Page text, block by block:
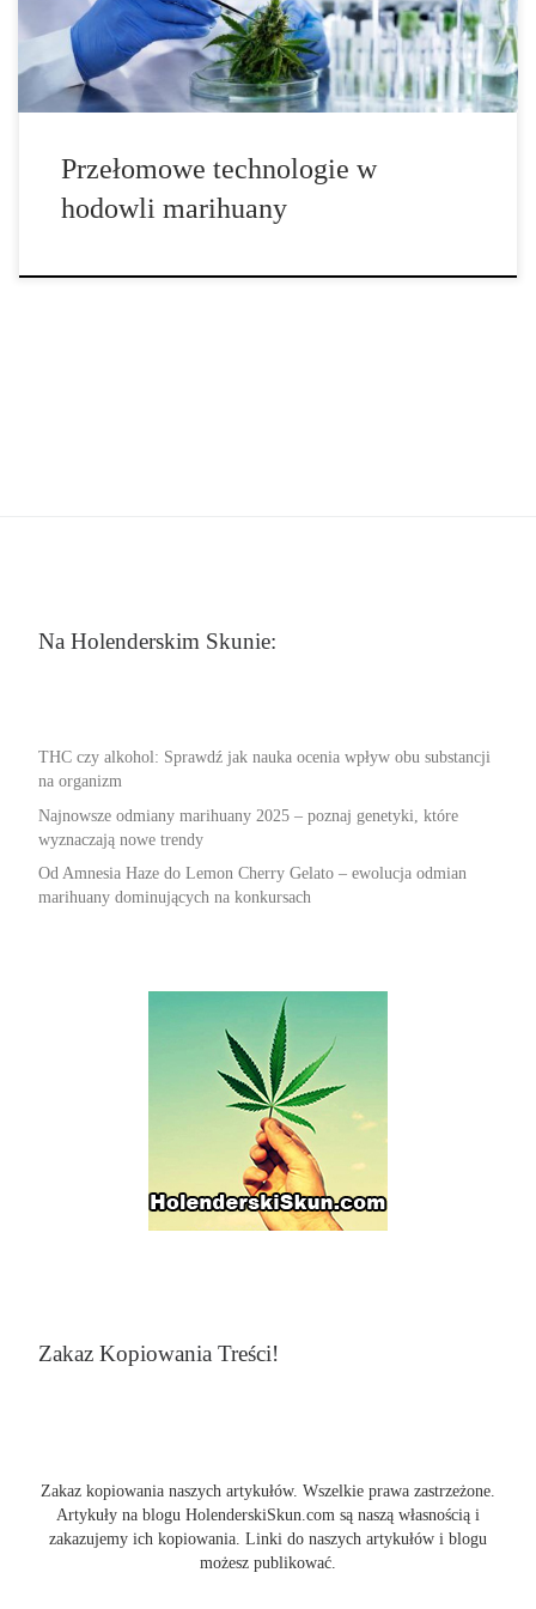
krzyżowaniu wybranych linii. Dziś coraz większe znaczenie mają
zaawansowane narzędzia biologii molekularnej, analiza DNA,
modelowanie […]
Przełomowe technologie w
hodowli marihuany
Na Holenderskim Skunie:
THC czy alkohol: Sprawdź jak nauka ocenia wpływ obu substancji
na organizm
Najnowsze odmiany marihuany 2025 – poznaj genetyki, które
wyznaczają nowe trendy
Od Amnesia Haze do Lemon Cherry Gelato – ewolucja odmian
marihuany dominujących na konkursach
Zakaz Kopiowania Treści!
Zakaz kopiowania naszych artykułów. Wszelkie prawa zastrzeżone.
Artykuły na blogu HolenderskiSkun.com są naszą własnością i
zakazujemy ich kopiowania. Linki do naszych artykułów i blogu
możesz publikować.